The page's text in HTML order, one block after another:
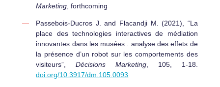
Marketing , forthcoming
Passebois-Ducros J. and Flacandji M. (2021), “La
place des technologies interactives de médiation
innovantes dans les musées : analyse des effets de
la présence d’un robot sur les comportements des
visiteurs”,Décisions Marketing , 105, 1-18.
doi.org/10.3917/dm.105.0093